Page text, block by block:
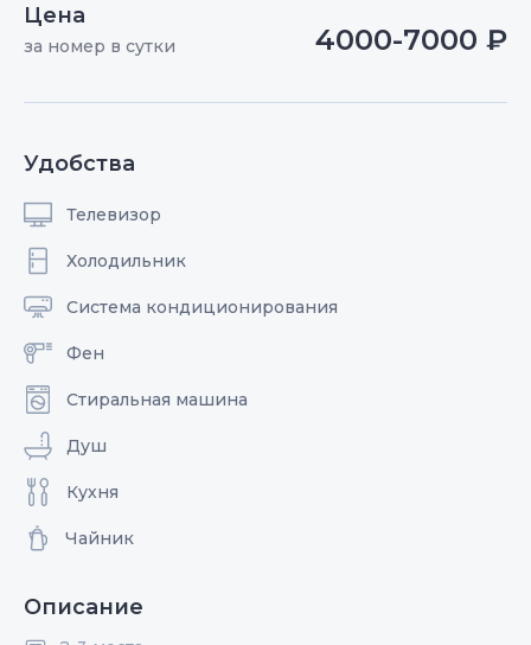
Цена
за номер в сутки 4000-7000 ₽
Удобства
Телевизор
Холодильник
Система кондиционирования
Фен
Стиральная машина
Душ
Кухня
Чайник
Описание